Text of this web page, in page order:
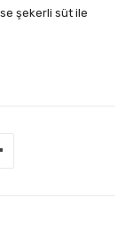
şekerli süt ile